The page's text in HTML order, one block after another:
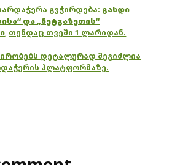
გვჭირდება: გახდი
და „ნეტგაზეთის“
, თუნდაც თვეში 1 ლარიდან.
დეტალურად შეგიძლია
პლატფორმაზე.